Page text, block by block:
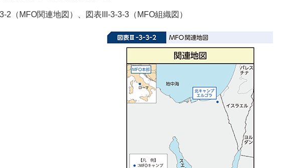
2（MFO関連地図）、図表III-3-3-3（MFO組織図）